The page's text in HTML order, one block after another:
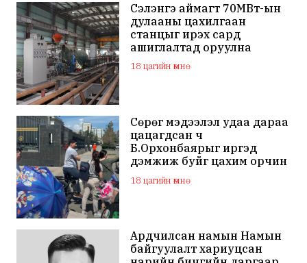
Сэлэнгэ аймагт 70МВт-ын
дулааны цахилгаан
станцыг ирэх сард
ашиглалтад оруулна
18 цагийн өмнө
Сөрөг мэдээлэл удаа дараа
цацагдсан ч
Б.Орхонбаярыг иргэд
дэмжиж буйг цахим орчин
дахь сэтгэгдэл харууллаа
18 цагийн өмнө
Ардчилсан намын Намын
байгуулалт хариуцсан